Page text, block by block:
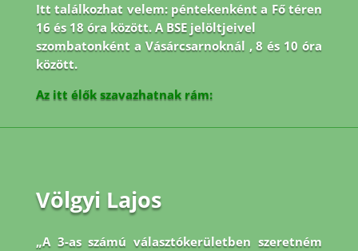
Itt találkozhat velem: péntekenként a Fő téren
16 és 18 óra között. A BSE jelöltjeivel
szombatonként a Vásárcsarnoknál , 8 és 10 óra
között.
Az itt élők szavazhatnak rám:
Völgyi Lajos
„A 3-as számú választókerületben szeretném